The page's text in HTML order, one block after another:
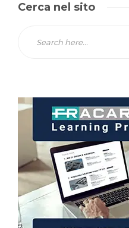
Cerca nel sito